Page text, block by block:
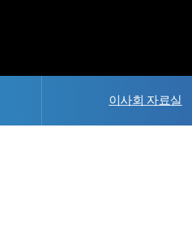
이사회 자료실